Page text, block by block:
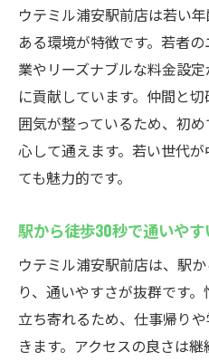
境
駅近でアクセス抜
通える
地域最安値！浦安駅す
インドアゴルフス
用可能
コストパフォーマ
5000円〜で充実し
駅近で時間も費用
手軽にインドアゴ
若者に人気の浦安イン
ウテミル浦安駅前店は若い
ある環境が特徴です。若者
業やリーズナブルな料金設
に貢献しています。仲間と
囲気が整っているため、初
心して通えます。若い世代
ても魅力的です。
駅から徒歩30秒で通いや
ウテミル浦安駅前店は、駅
り、通いやすさが抜群です
立ち寄れるため、仕事帰り
きます。アクセスの良さは